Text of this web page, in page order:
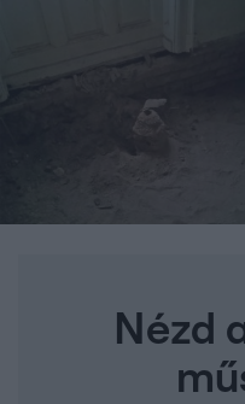
Nézd